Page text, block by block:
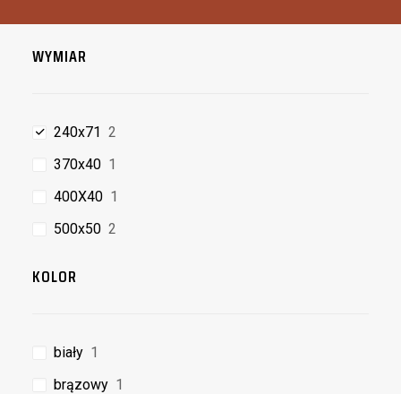
WYMIAR
240x71 2
370x40 1
400X40 1
500x50 2
KOLOR
biały 1
brązowy 1